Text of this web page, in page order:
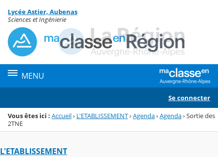
Menu de la rubrique
Contenu
Lycée Astier, Aubenas
Sciences et Ingénierie
MENU
Se connecter
Vous êtes ici : Accueil› L'ETABLISSEMENT›Agenda›Agenda›Sortie des
2TNE
L'ETABLISSEMENT